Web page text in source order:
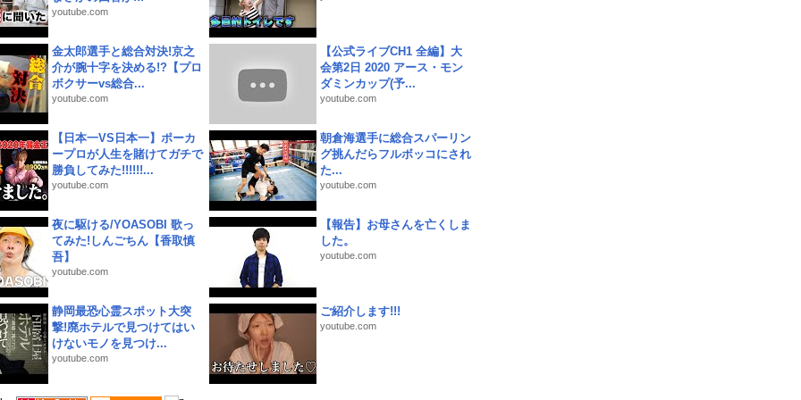
youtube.com
金太郎選手と総合対決!京之
介が腕十字を決める!?【プロ
ボクサーvs総合...
youtube.com
【公式ライブCH1 全編】大
会第2日 2020 アース・モン
ダミンカップ(予...
youtube.com
【日本一VS日本一】ポーカ
ープロが人生を賭けてガチで
勝負してみた!!!!!!...
youtube.com
朝倉海選手に総合スパーリン
グ挑んだらフルボッコにされ
た...
youtube.com
夜に駆ける/YOASOBI 歌っ
てみた!しんごちん【香取慎
吾】
youtube.com
【報告】お母さんを亡くしま
した。
youtube.com
静岡最恐心霊スポット大突
撃!廃ホテルで見つけてはい
けないモノを見つけ...
youtube.com
ご紹介します!!!
youtube.com